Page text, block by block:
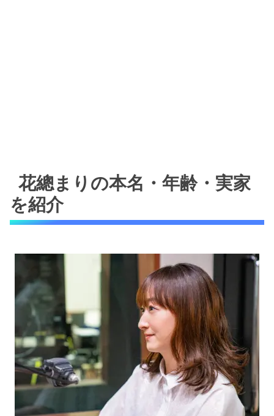
花總まりの本名・年齢・実家
を紹介